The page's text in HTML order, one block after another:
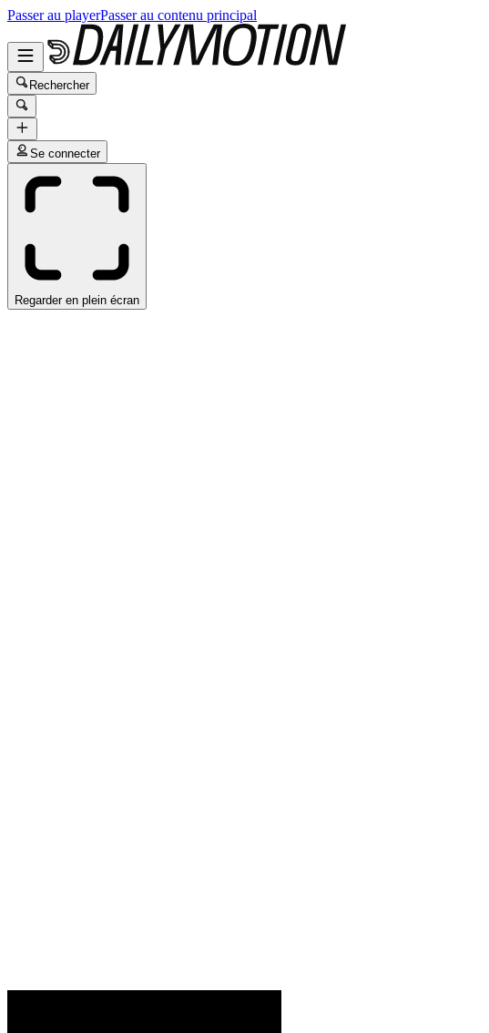
Passer au playerPasser au contenu principal
Rechercher
Se connecter
Regarder en plein écran